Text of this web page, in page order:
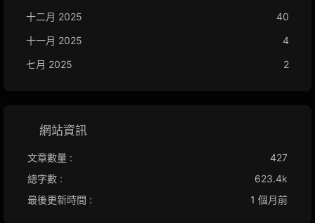
十二月 2025
40
十一月 2025
4
七月 2025
2
網站資訊
文章數量 :
427
總字數 :
623.4k
最後更新時間 :
1 個月前